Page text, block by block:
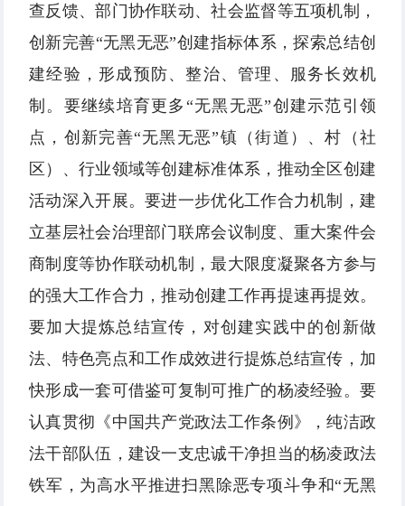
查反馈、部门协作联动、社会监督等五项机制，
创新完善“无黑无恶”创建指标体系，探索总结创
建经验，形成预防、整治、管理、服务长效机
制。要继续培育更多“无黑无恶”创建示范引领
点，创新完善“无黑无恶”镇（街道）、村（社
区）、行业领域等创建标准体系，推动全区创建
活动深入开展。要进一步优化工作合力机制，建
立基层社会治理部门联席会议制度、重大案件会
商制度等协作联动机制，最大限度凝聚各方参与
的强大工作合力，推动创建工作再提速再提效。
要加大提炼总结宣传，对创建实践中的创新做
法、特色亮点和工作成效进行提炼总结宣传，加
快形成一套可借鉴可复制可推广的杨凌经验。要
认真贯彻《中国共产党政法工作条例》，纯洁政
法干部队伍，建设一支忠诚干净担当的杨凌政法
铁军，为高水平推进扫黑除恶专项斗争和“无黑